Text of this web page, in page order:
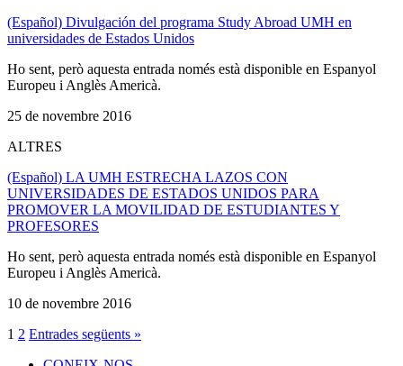
(Español) Divulgación del programa Study Abroad UMH en
universidades de Estados Unidos
Ho sent, però aquesta entrada només està disponible en Espanyol
Europeu i Anglès Americà.
25 de novembre 2016
ALTRES
(Español) LA UMH ESTRECHA LAZOS CON
UNIVERSIDADES DE ESTADOS UNIDOS PARA
PROMOVER LA MOVILIDAD DE ESTUDIANTES Y
PROFESORES
Ho sent, però aquesta entrada només està disponible en Espanyol
Europeu i Anglès Americà.
10 de novembre 2016
1 2 Entrades següents »